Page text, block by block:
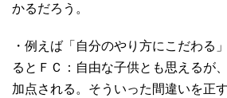
かるだろう。
・例えば「自分のやり方にこだわる
るとＦＣ：自由な子供とも思えるが
加点される。そういった間違いを正